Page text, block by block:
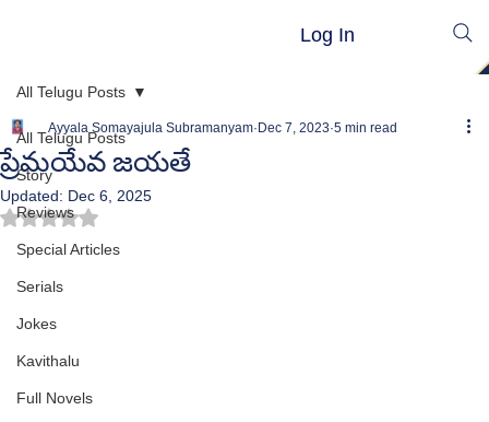
Log In
All Telugu Posts
Story
Reviews
Special Articles
Serials
Jokes
Kavithalu
Full Novels
All Telugu Posts
ప్రేమయేవ జయతే
Ayyala Somayajula Subramanyam Dec 7, 2023 5 min read
Updated: Dec 6, 2025
Rated NaN out of 5 stars.